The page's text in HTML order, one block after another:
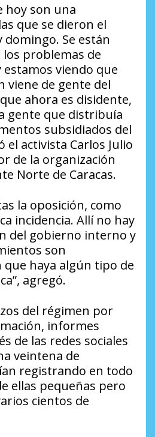
hoy son una
que se dieron el
domingo. Se están
problemas de
viendo que
viene de gente del
ahora es disidente,
gente que distribuía
subsidiados del
el activista Carlos Julio
de la organización
Norte de Caracas.
la oposición, como
incidencia. Allí no hay
del gobierno interno y
son
haya algún tipo de
agregó.
del régimen por
informes
de las redes sociales
veintena de
registrando en todo
ellas pequeñas pero
cientos de